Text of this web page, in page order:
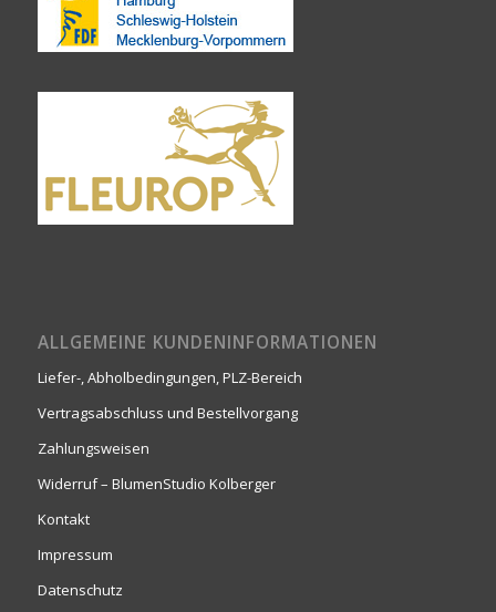
ALLGEMEINE KUNDENINFORMATIONEN
Liefer-, Abholbedingungen, PLZ-Bereich
Vertragsabschluss und Bestellvorgang
Zahlungsweisen
Widerruf – BlumenStudio Kolberger
Kontakt
Impressum
Datenschutz